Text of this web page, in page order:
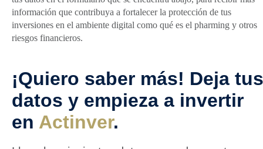
información que contribuya a fortalecer la protección de tus
inversiones en el ambiente digital como qué es el pharming y otros
riesgos financieros.
¡Quiero saber más! Deja tus
datos y empieza a invertir
en Actinver.